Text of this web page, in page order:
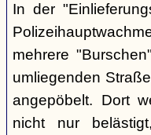
In der
mehrere
umliegenden
angepöbelt. Dort
nicht nur